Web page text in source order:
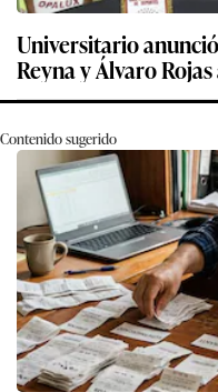
Universitario
Reyna y Álvaro
Contenido sugerido